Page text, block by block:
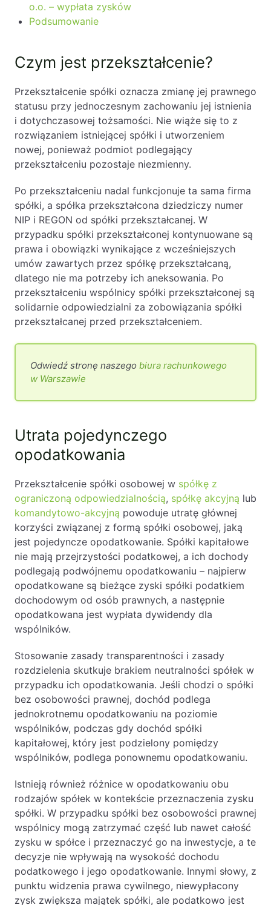
PL EN FR
o.o. – wypłata zysków
Podsumowanie
Czym jest przekształcenie?
Przekształcenie spółki oznacza zmianę jej prawnego
statusu przy jednoczesnym zachowaniu jej istnienia
i dotychczasowej tożsamości. Nie wiąże się to z
rozwiązaniem istniejącej spółki i utworzeniem
nowej, ponieważ podmiot podlegający
przekształceniu pozostaje niezmienny.
Po przekształceniu nadal funkcjonuje ta sama firma
spółki, a spółka przekształcona dziedziczy numer
NIP i REGON od spółki przekształcanej. W
przypadku spółki przekształconej kontynuowane są
prawa i obowiązki wynikające z wcześniejszych
umów zawartych przez spółkę przekształcaną,
dlatego nie ma potrzeby ich aneksowania. Po
przekształceniu wspólnicy spółki przekształconej są
solidarnie odpowiedzialni za zobowiązania spółki
przekształcanej przed przekształceniem.
Odwiedź stronę naszego biura rachunkowego
w Warszawie
Utrata pojedynczego
opodatkowania
Przekształcenie spółki osobowej w spółkę z
ograniczoną odpowiedzialnością, spółkę akcyjną lub
komandytowo-akcyjną powoduje utratę głównej
korzyści związanej z formą spółki osobowej, jaką
jest pojedyncze opodatkowanie. Spółki kapitałowe
nie mają przejrzystości podatkowej, a ich dochody
podlegają podwójnemu opodatkowaniu – najpierw
opodatkowane są bieżące zyski spółki podatkiem
dochodowym od osób prawnych, a następnie
opodatkowana jest wypłata dywidendy dla
wspólników.
Stosowanie zasady transparentności i zasady
rozdzielenia skutkuje brakiem neutralności spółek w
przypadku ich opodatkowania. Jeśli chodzi o spółki
bez osobowości prawnej, dochód podlega
jednokrotnemu opodatkowaniu na poziomie
wspólników, podczas gdy dochód spółki
kapitałowej, który jest podzielony pomiędzy
wspólników, podlega ponownemu opodatkowaniu.
Istnieją również różnice w opodatkowaniu obu
rodzajów spółek w kontekście przeznaczenia zysku
spółki. W przypadku spółki bez osobowości prawnej
wspólnicy mogą zatrzymać część lub nawet całość
zysku w spółce i przeznaczyć go na inwestycje, a te
decyzje nie wpływają na wysokość dochodu
podatkowego i jego opodatkowanie. Innymi słowy, z
punktu widzenia prawa cywilnego, niewypłacony
zysk zwiększa majątek spółki, ale podatkowo jest